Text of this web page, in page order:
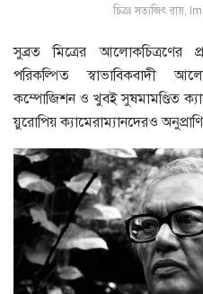
চিত্রঃ সত্যজিৎ রায়,
সুব্রত মিত্রের আলােকচিত্রণের
পরিকল্পিত স্বাভাবিকবাদী
কম্পােজিশন ও খুবই সুষমামণ্ডিত
য়ুরােপিয় ক্যামেরাম্যানদেরও